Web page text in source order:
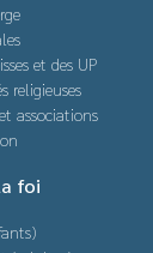
et des UP
religieuses
associations
foi